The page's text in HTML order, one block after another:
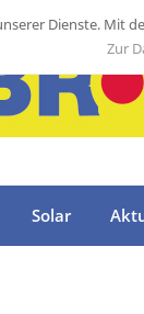
Solar
Dienste. Mit
Zur